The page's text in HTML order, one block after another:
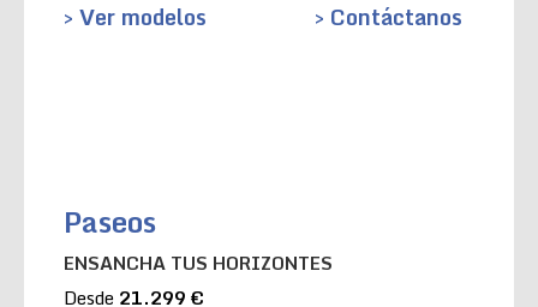
> Ver modelos > Contáctanos
Paseos
ENSANCHA TUS HORIZONTES
Desde 21.299 €